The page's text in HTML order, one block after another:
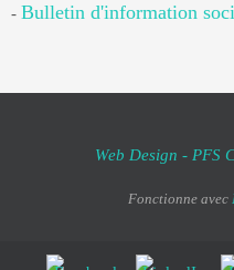
- Bulletin d'information
Web Design - PFS
Fonctionne avec